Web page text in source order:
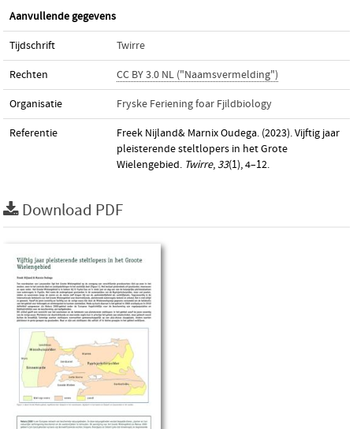
Aanvullende gegevens
Tijdschrift Twirre
Rechten CC BY 3.0 NL ("Naamsvermelding")
Organisatie Fryske Feriening foar Fjildbiology
Referentie
Freek Nijland& Marnix Oudega. (2023). Vijftig jaar
pleisterende steltlopers in het Grote
Wielengebied. Twirre, 33(1), 4–12.
Download PDF